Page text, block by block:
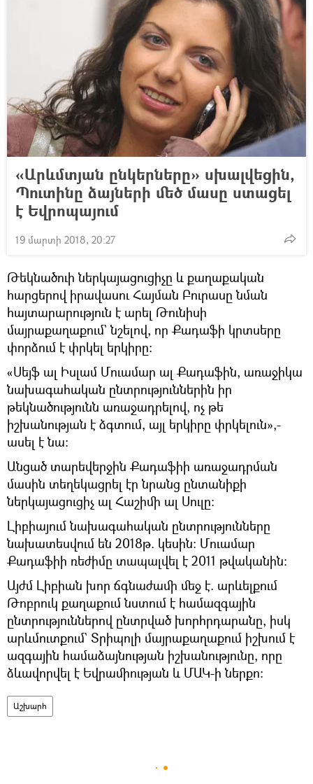
«Արևմտյան ընկերները» սխալվեցին,
Պուտինը ձայների մեծ մասը ստացել
է Եվրոպայում
19 մարտի 2018, 20:27
Թեկնածուի ներկայացուցիչը և քաղաքական
հարցերով իրավասու Հայման Բուրասը նման
հայտարարություն է արել Թունիսի
մայրաքաղաքում` նշելով, որ Քադաֆի կրտսերը
փորձում է փրկել երկիրը։
«Սեյֆ ալ Իսլամ Մուամար ալ Քադաֆին, առաջիկա
նախագահական ընտրություններին իր
թեկնածությունն առաջադրելով, ոչ թե
իշխանության է ձգտում, այլ երկիրը փրկելուն»,-
ասել է նա։
Անցած տարեվերջին Քադաֆիի առաջադրման
մասին տեղեկացրել էր նրանց ընտանիքի
ներկայացուցիչ ալ Հաշիմի ալ Սուլը։
Լիբիայում նախագահական ընտրությունները
նախատեսվում են 2018թ. կեսին։ Մուամար
Քադաֆիի ռեժիմը տապալվել է 2011 թվականին։
Այժմ Լիբիան խոր ճգնաժամի մեջ է. արևելքում
Թոբրուկ քաղաքում նստում է համազգային
ընտրություններով ընտրված խորհրդարանը, իսկ
արևմուտքում` Տրիպոլի մայրաքաղաքում իշխում է
ազգային համաձայնության իշխանությունը, որը
ձևավորվել է Եվրամիության և ՄԱԿ-ի ներքո։
Աշխարհ